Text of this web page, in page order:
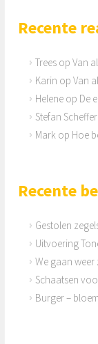
Recente
Trees opVan
Karin opVan
Helene op De
Stefan Scheffer
Mark op Hoe
Recente
Gestolen
Uitvoering
We gaan weer
Schaatsen
Burger –